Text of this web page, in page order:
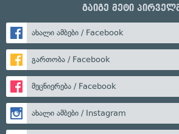
გაიგე მეტი
ახალი ამბები / Facebook
გართობა / Facebook
მეცნიერება / Facebook
ახალი ამბები / Instagram